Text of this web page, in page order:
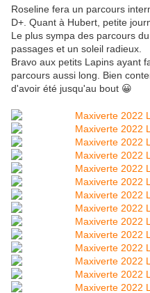
Roseline fera un parcours
D+. Quant à Hubert, petite
Le plus sympa des parcours
passages et un soleil radieux.
Bravo aux petits Lapins ayant
parcours aussi long. Bien
d'avoir été jusqu'au bout 😀